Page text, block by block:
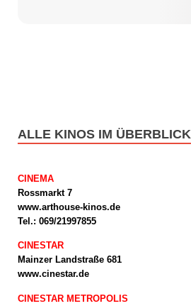
ALLE KINOS IM ÜBERBLICK
CINEMA
Rossmarkt 7
www.arthouse-kinos.de
Tel.: 069/21997855
CINESTAR
Mainzer Landstraße 681
www.cinestar.de
CINESTAR METROPOLIS